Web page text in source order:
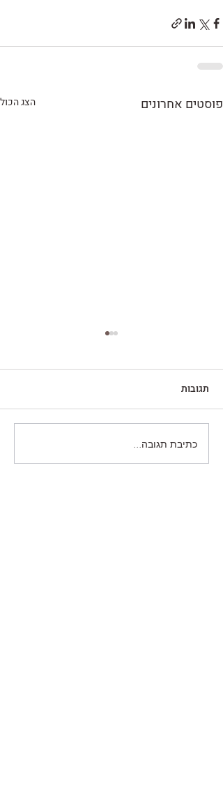
פוסטים אחרונים הצג הכול
גיוס כספים מגורמים חוץ
בנקאיים
תגובות
כתיבת תגובה...